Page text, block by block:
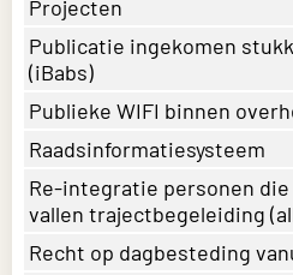
Projecten
Publicatie ingekomen
(iBabs)
Publieke WIFI binnen
Raadsinformatiesysteem
Re-integratie personen
vallen trajectbegeleiding
Recht op dagbesteding